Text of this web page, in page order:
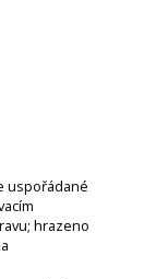
uspořádané
hrazeno